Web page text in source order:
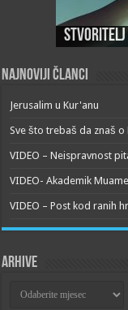
Stvoritelj
Najnoviji članci
Jerusalim u Kur'anu
Sve što trebaš da znaš o
VIDEO – Neispravnost
VIDEO- Akademik
VIDEO – Post kod ranih
Arhive